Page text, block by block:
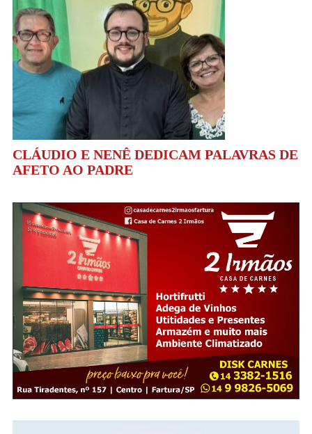
CLÁUDIO E NENÊ DEDICAM PALAVRAS DE
AFETO AO PADRE